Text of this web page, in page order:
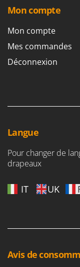
Macte Ovens
MAMMAMIA
Marcato
Marina Systems
Michelin
Minox
MOSA
Mon compte
Mon compte
Mes commandes
Déconnexion
Langue
Pour changer de
drapeaux
IT UK
Avis de